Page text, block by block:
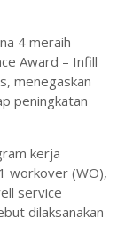
4 meraih
Award – Infill
menegaskan
peningkatan
kerja
workover (WO),
service
dilaksanakan